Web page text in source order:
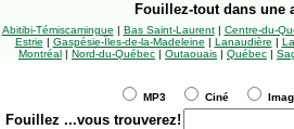
Fouillez-tout dans une
Abitibi-Témiscamingue | Bas Saint-Laurent| Centre-du-
Estrie | Gaspésie-Îles-de-la-Madeleine | Lanaudière |
Montréal | Nord-du-Québec | Outaouais | Québec |
MP3 Ciné
Fouillez ...vous trouverez!